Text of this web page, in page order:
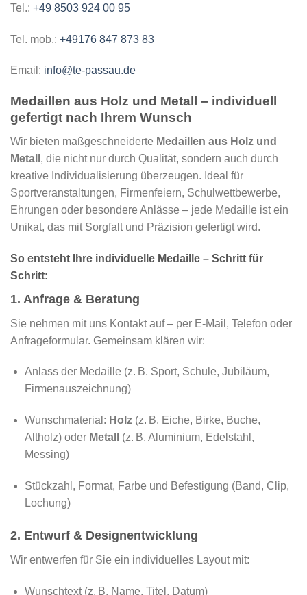
Tel.: +49 8503 924 00 95
Tel. mob.: +49176 847 873 83
Email: info@te-passau.de
Medaillen aus Holz und Metall – individuell
gefertigt nach Ihrem Wunsch
Wir bieten maßgeschneiderte Medaillen aus Holz und
Metall , die nicht nur durch Qualität, sondern auch durch
kreative Individualisierung überzeugen. Ideal für
Sportveranstaltungen, Firmenfeiern, Schulwettbewerbe,
Ehrungen oder besondere Anlässe – jede Medaille ist ein
Unikat, das mit Sorgfalt und Präzision gefertigt wird.
So entsteht Ihre individuelle Medaille – Schritt für
Schritt:
1. Anfrage & Beratung
Sie nehmen mit uns Kontakt auf – per E-Mail, Telefon oder
Anfrageformular. Gemeinsam klären wir:
Anlass der Medaille (z. B. Sport, Schule, Jubiläum,
Firmenauszeichnung)
Wunschmaterial: Holz(z. B. Eiche, Birke, Buche,
Altholz) oder Metall
(z. B. Aluminium, Edelstahl,
Messing)
Stückzahl, Format, Farbe und Befestigung (Band, Clip,
Lochung)
2. Entwurf & Designentwicklung
Wir entwerfen für Sie ein individuelles Layout mit:
Wunschtext (z. B. Name, Titel, Datum)